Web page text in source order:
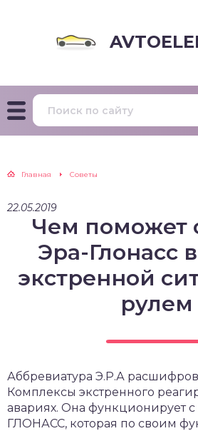
Главная Советы
22.05.2019
Чем поможет
Эра-Глонасс
экстренной
рулем
Аббревиатура Э.Р.А
Комплексы экстренного
авариях. Она функционирует
ГЛОНАСС, которая по своим